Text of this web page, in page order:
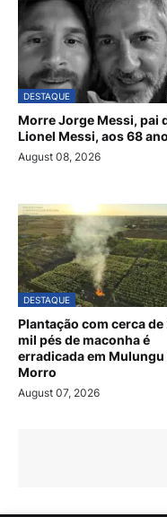
DESTAQUE
Morre Jorge Messi, pai
Lionel Messi, aos 68
August 08, 2026
DESTAQUE
Plantação com cerca de
mil pés de maconha é
erradicada em Mulungu
Morro
August 07, 2026